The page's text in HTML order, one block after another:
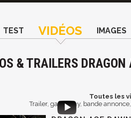
TEST VIDÉOS IMAGES
& TRAILERS DRAGON
Toutes les
Trailer, gameplay, bande